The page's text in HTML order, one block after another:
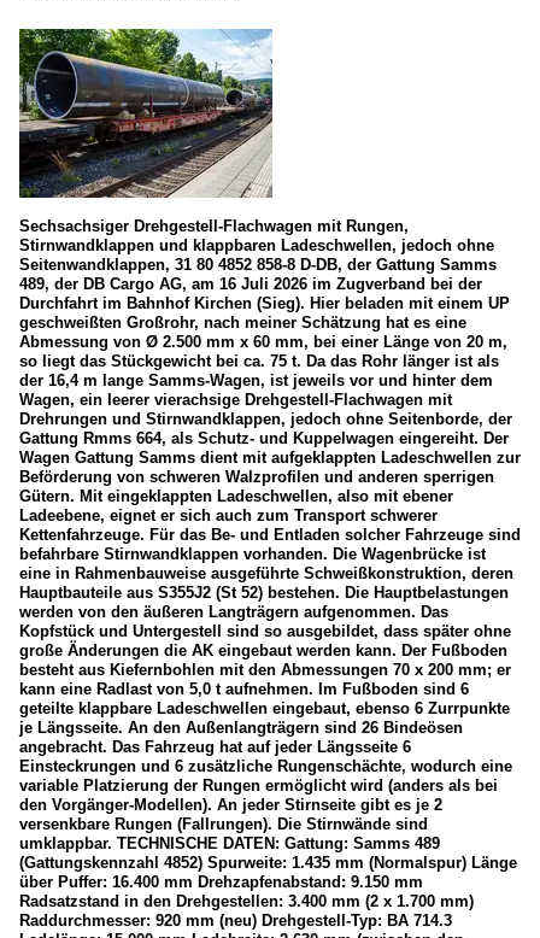
Veranstaltungen
150 Jahre Eisenbahn in Deutschland
Wagen
Güterwagen der Gattung S... (für Coiltransporte)
Frankreich
Unternehmen
Matériel Ferroviaire et Industriel S.A.
Luxemburg
Bahndienstfahrzeuge
Oberleitungsmontageplattform
Bahnhöfe
Ettelbrück (Ettelbréck)
Kautenbach (Kautebaach)
Strecken
Linie 10 Nordstrecke
_ Gleisbaustellen
04.2021 Clervaux - Drauffelt
2016 Mai Linie 10 Nordstrecke Kautenbach
Sechsachsiger Drehgestell-Flachwagen mit Rungen,
Stirnwandklappen und klappbaren Ladeschwellen, jedoch ohne
Seitenwandklappen, 31 80 4852 858-8 D-DB, der Gattung Samms
489, der DB Cargo AG, am 16 Juli 2026 im Zugverband bei der
Durchfahrt im Bahnhof Kirchen (Sieg). Hier beladen mit einem UP
geschweißten Großrohr, nach meiner Schätzung hat es eine
Abmessung von Ø 2.500 mm x 60 mm, bei einer Länge von 20 m,
so liegt das Stückgewicht bei ca. 75 t. Da das Rohr länger ist als
der 16,4 m lange Samms-Wagen, ist jeweils vor und hinter dem
Wagen, ein leerer vierachsige Drehgestell-Flachwagen mit
Drehrungen und Stirnwandklappen, jedoch ohne Seitenborde, der
Gattung Rmms 664, als Schutz- und Kuppelwagen eingereiht. Der
Wagen Gattung Samms dient mit aufgeklappten Ladeschwellen zur
Beförderung von schweren Walzprofilen und anderen sperrigen
Gütern. Mit eingeklappten Ladeschwellen, also mit ebener
Ladeebene, eignet er sich auch zum Transport schwerer
Kettenfahrzeuge. Für das Be- und Entladen solcher Fahrzeuge sind
befahrbare Stirnwandklappen vorhanden. Die Wagenbrücke ist
eine in Rahmenbauweise ausgeführte Schweißkonstruktion, deren
Hauptbauteile aus S355J2 (St 52) bestehen. Die Hauptbelastungen
werden von den äußeren Langträgern aufgenommen. Das
Kopfstück und Untergestell sind so ausgebildet, dass später ohne
große Änderungen die AK eingebaut werden kann. Der Fußboden
besteht aus Kiefernbohlen mit den Abmessungen 70 x 200 mm; er
kann eine Radlast von 5,0 t aufnehmen. Im Fußboden sind 6
geteilte klappbare Ladeschwellen eingebaut, ebenso 6 Zurrpunkte
je Längsseite. An den Außenlangträgern sind 26 Bindeösen
angebracht. Das Fahrzeug hat auf jeder Längsseite 6
Einsteckrungen und 6 zusätzliche Rungenschächte, wodurch eine
variable Platzierung der Rungen ermöglicht wird (anders als bei
den Vorgänger-Modellen). An jeder Stirnseite gibt es je 2
versenkbare Rungen (Fallrungen). Die Stirnwände sind
umklappbar. TECHNISCHE DATEN: Gattung: Samms 489
(Gattungskennzahl 4852) Spurweite: 1.435 mm (Normalspur) Länge
über Puffer: 16.400 mm Drehzapfenabstand: 9.150 mm
Radsatzstand in den Drehgestellen: 3.400 mm (2 x 1.700 mm)
Raddurchmesser: 920 mm (neu) Drehgestell-Typ: BA 714.3